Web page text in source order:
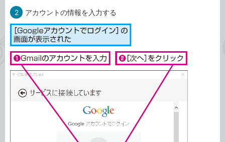
2 アカウントの情報を入力する